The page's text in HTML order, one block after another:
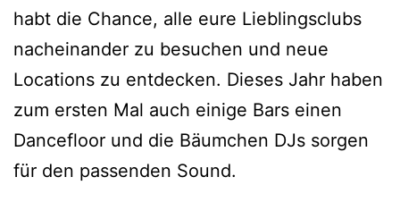
habt die Chance, alle eure Lieblingsclubs
nacheinander zu besuchen und neue
Locations zu entdecken. Dieses Jahr haben
zum ersten Mal auch einige Bars einen
Dancefloor und die Bäumchen DJs sorgen
für den passenden Sound.